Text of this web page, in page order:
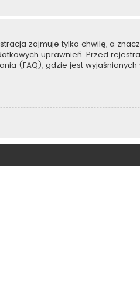
zajmuje tylko chwilę, a
uprawnień. Przed
(FAQ), gdzie jest